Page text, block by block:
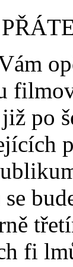
po
fi